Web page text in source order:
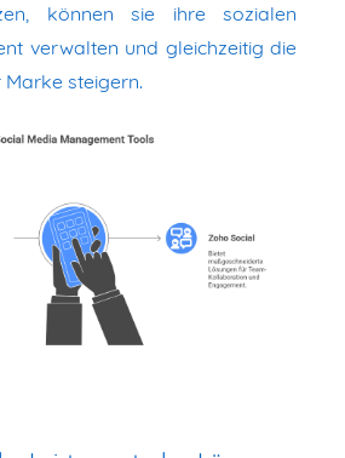
können sie ihre sozialen
verwalten und gleichzeitig die
steigern.